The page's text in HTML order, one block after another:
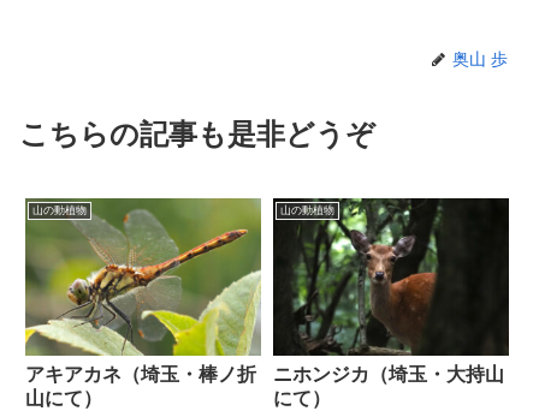
奥山 歩
こちらの記事も是非どうぞ
山の動植物
アキアカネ（埼玉・棒ノ折
山にて）
山の動植物
ニホンジカ（埼玉・大持山
にて）